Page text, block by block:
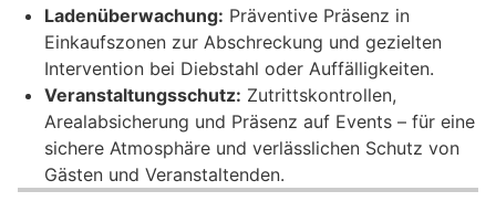
Ladenüberwachung: Präventive Präsenz in
Einkaufszonen zur Abschreckung und gezielten
Intervention bei Diebstahl oder Auffälligkeiten.
Veranstaltungsschutz: Zutrittskontrollen,
Arealabsicherung und Präsenz auf Events – für eine
sichere Atmosphäre und verlässlichen Schutz von
Gästen und Veranstaltenden.